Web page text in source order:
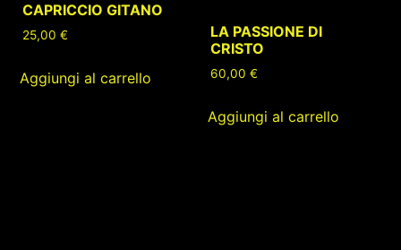
CAPRICCIO GITANO
25,00€
Aggiungi al carrello
LA PASSIONE DI
CRISTO
60,00€
Aggiungi al carrello